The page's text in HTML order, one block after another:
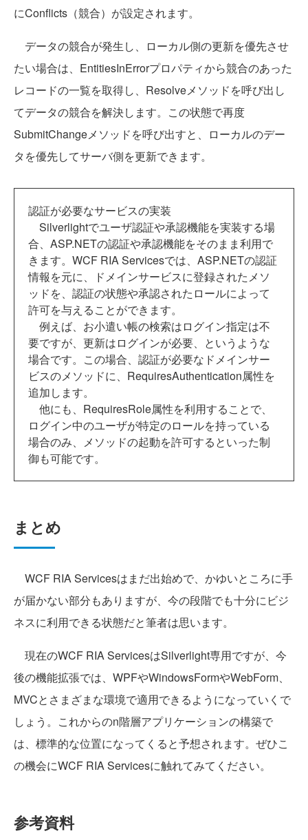
にConflicts（競合）が設定されます。
データの競合が発生し、ローカル側の更新を優先させ
たい場合は、EntitiesInErrorプロパティから競合のあった
レコードの一覧を取得し、Resolveメソッドを呼び出し
てデータの競合を解決します。この状態で再度
SubmitChangeメソッドを呼び出すと、ローカルのデー
タを優先してサーバ側を更新できます。
認証が必要なサービスの実装
Silverlightでユーザ認証や承認機能を実装する場
合、ASP.NETの認証や承認機能をそのまま利用で
きます。WCF RIA Servicesでは、ASP.NETの認証
情報を元に、ドメインサービスに登録されたメソ
ッドを、認証の状態や承認されたロールによって
許可を与えることができます。
例えば、お小遣い帳の検索はログイン指定は不
要ですが、更新はログインが必要、というような
場合です。この場合、認証が必要なドメインサー
ビスのメソッドに、RequiresAuthentication属性を
追加します。
他にも、RequiresRole属性を利用することで、
ログイン中のユーザが特定のロールを持っている
場合のみ、メソッドの起動を許可するといった制
御も可能です。
まとめ
WCF RIA Servicesはまだ出始めで、かゆいところに手
が届かない部分もありますが、今の段階でも十分にビジ
ネスに利用できる状態だと筆者は思います。
現在のWCF RIA ServicesはSilverlight専用ですが、今
後の機能拡張では、WPFやWindowsFormやWebForm、
MVCとさまざまな環境で適用できるようになっていくで
しょう。これからのn階層アプリケーションの構築で
は、標準的な位置になってくると予想されます。ぜひこ
の機会にWCF RIA Servicesに触れてみてください。
参考資料